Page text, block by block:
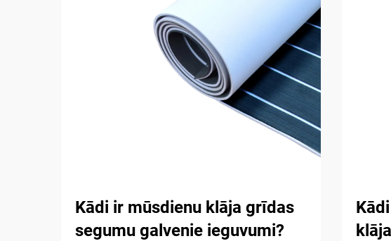
Kādi ir mūsdienu klāja grīdas
segumu galvenie ieguvumi?